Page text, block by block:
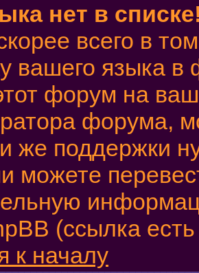
нет в
всего в
вашего языка
форум на
форума,
же поддержки
можете
(ссылка
к началу